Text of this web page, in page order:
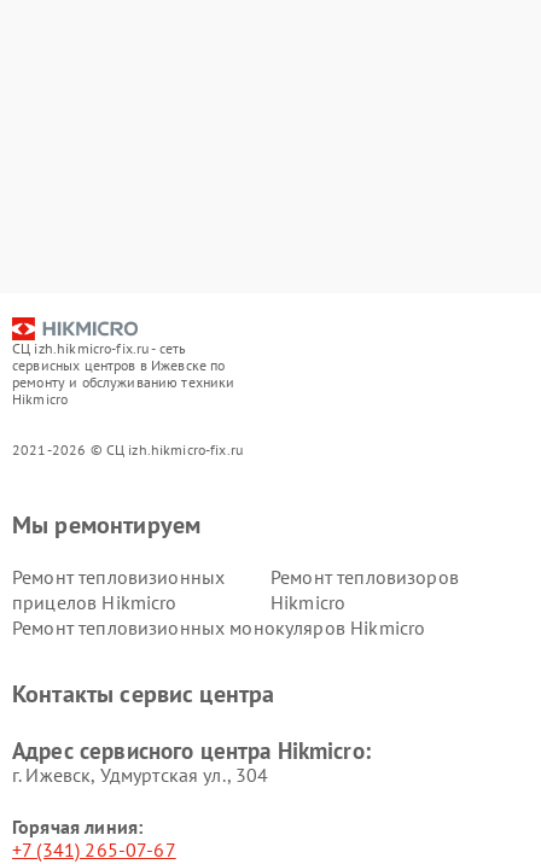
СЦ izh.hikmicro-fix.ru - сеть
сервисных центров в Ижевске по
ремонту и обслуживанию техники
Hikmicro
2021-2026 © СЦ izh.hikmicro-fix.ru
Мы ремонтируем
Ремонт тепловизионных
прицелов Hikmicro
Ремонт тепловизоров
Hikmicro
Ремонт тепловизионных монокуляров Hikmicro
Контакты сервис центра
Адрес сервисного центра Hikmicro:
г. Ижевск, Удмуртская ул., 304
Горячая линия:
+7 (341) 265-07-67